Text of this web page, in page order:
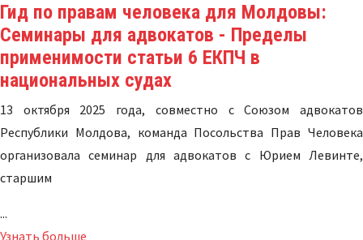
Гид по правам человека для Молдовы:
Семинары для адвокатов - Пределы
применимости статьи 6 ЕКПЧ в
национальных судах
13 октября 2025 года, совместно с Союзом адвокатов
Республики Молдова, команда Посольства Прав Человека
организовала семинар для адвокатов с Юрием Левинте,
старшим
...
Узнать больше